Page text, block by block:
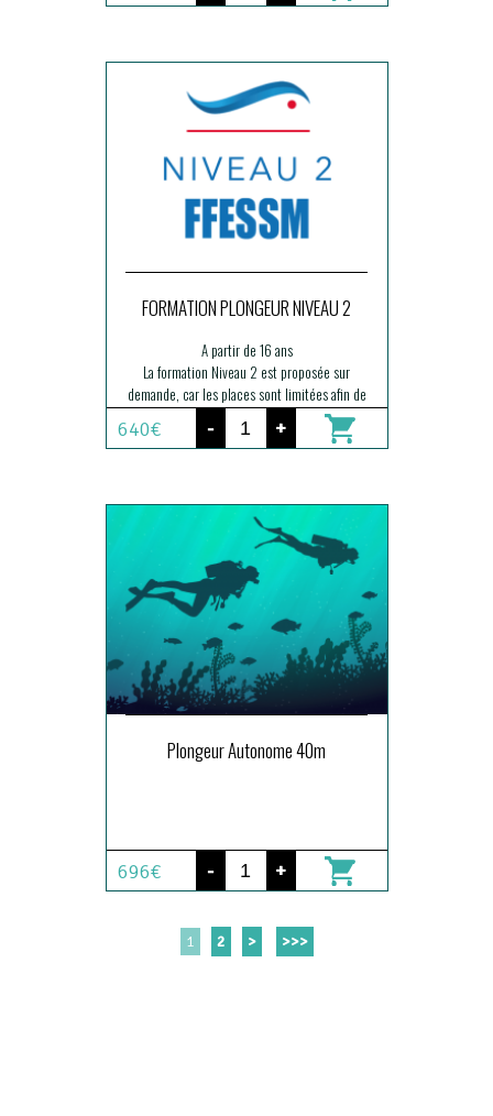
FORMATION PLONGEUR NIVEAU 2
A partir de 16 ans
La formation Niveau 2 est proposée sur
demande, car les places sont limitées afin de
garantir un encadrement de qualité.
Demande de renseignements / inscription :
640€ - +
Plongeur Autonome 40m
696€ - +
1 2 > >>>